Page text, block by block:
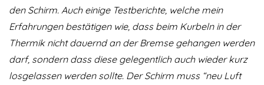
den Schirm. Auch einige Testberichte, welche mein
Erfahrungen bestätigen wie, dass beim Kurbeln in der
Thermik nicht dauernd an der Bremse gehangen werden
darf, sondern dass diese gelegentlich auch wieder kurz
losgelassen werden sollte. Der Schirm muss “neu Luft